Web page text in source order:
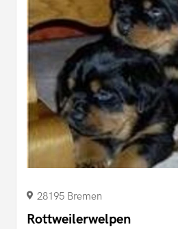
28195 Bremen
Rottweilerwelpen